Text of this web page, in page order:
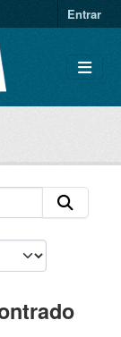
Entrar